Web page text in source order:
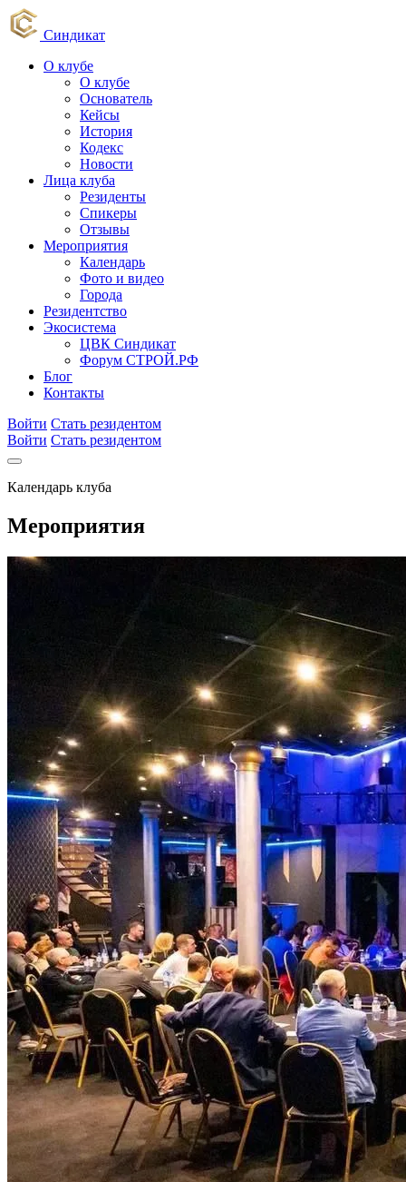
Синдикат
О клубе
О клубе
Основатель
Кейсы
История
Кодекс
Новости
Лица клуба
Резиденты
Спикеры
Отзывы
Мероприятия
Календарь
Фото и видео
Города
Резидентство
Экосистема
ЦВК Синдикат
Форум СТРОЙ.РФ
Блог
Контакты
Войти Стать резидентом
Войти Стать резидентом
Календарь клуба
Мероприятия